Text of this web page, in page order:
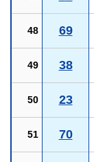
48 69
49 38
50 23
51 70